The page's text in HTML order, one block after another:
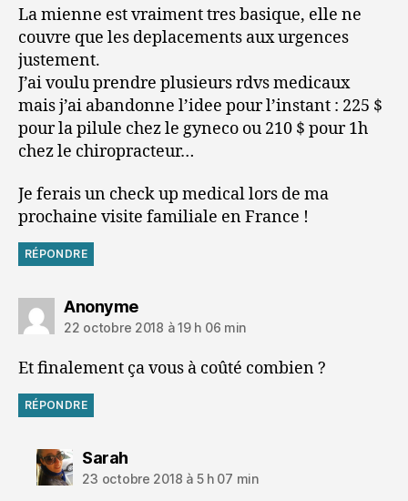
La mienne est vraiment tres basique, elle ne
couvre que les deplacements aux urgences
justement.
J’ai voulu prendre plusieurs rdvs medicaux
mais j’ai abandonne l’idee pour l’instant : 225 $
pour la pilule chez le gyneco ou 210 $ pour 1h
chez le chiropracteur…
Je ferais un check up medical lors de ma
prochaine visite familiale en France !
RÉPONDRE
Anonymedit :
22 octobre 2018 à 19 h 06 min
Et finalement ça vous à coûté combien ?
RÉPONDRE
Sarahdit :
23 octobre 2018 à 5 h 07 min